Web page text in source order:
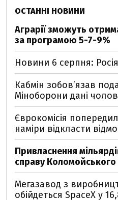
ОСТАННІ НОВИНИ
Аграрії зможуть
за програмою 5-7-9%
Новини 6 серпня:
Кабмін зобовʼязав
Міноборони дані
Єврокомісія
наміри відкласти
Привласнення
справу
Мегазавод з
обійдеться SpaceX у